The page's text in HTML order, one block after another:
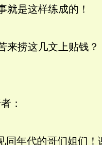
就是这样练成的！
来捞这几文上贴钱？
：
同年代的哥们姐们！